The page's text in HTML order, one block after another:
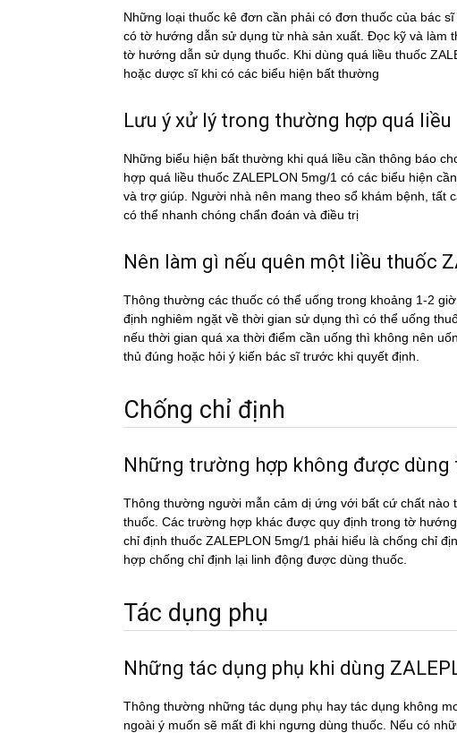
Những loại thuốc kê đơn cần phải có đơn thuốc của bác
có tờ hướng dẫn sử dụng từ nhà sản xuất. Đọc kỹ và làm
tờ hướng dẫn sử dụng thuốc. Khi dùng quá liều thuốc
hoặc dược sĩ khi có các biểu hiện bất thường
Lưu ý xử lý trong thường hợp quá liều
Những biểu hiện bất thường khi quá liều cần thông báo
hợp quá liều thuốc ZALEPLON 5mg/1 có các biểu hiện
và trợ giúp. Người nhà nên mang theo sổ khám bệnh, tất
có thể nhanh chóng chẩn đoán và điều trị
Nên làm gì nếu quên một liều thuốc
Thông thường các thuốc có thể uống trong khoảng 1-2
định nghiêm ngặt về thời gian sử dụng thì có thể uống
nếu thời gian quá xa thời điểm cần uống thì không nên
thủ đúng hoặc hỏi ý kiến bác sĩ trước khi quyết định.
Chống chỉ định
Những trường hợp không được dùng
Thông thường người mẫn cảm dị ứng với bất cứ chất
thuốc. Các trường hợp khác được quy định trong tờ
chỉ định thuốc ZALEPLON 5mg/1 phải hiểu là chống chỉ
hợp chống chỉ định lại linh động được dùng thuốc.
Tác dụng phụ
Những tác dụng phụ khi dùng
Thông thường những tác dụng phụ hay tác dụng không
ngoài ý muốn sẽ mất đi khi ngưng dùng thuốc. Nếu có